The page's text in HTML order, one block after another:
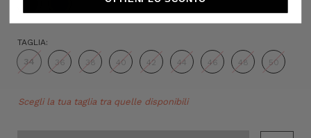
TAGLIA:
34
36 38 40 42 44 46 48 50
Only
Scegli la tua taglia tra quelle disponibili